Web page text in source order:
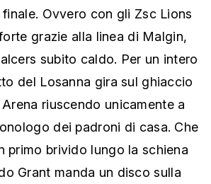
Ovvero con gli Zsc Lions
grazie alla linea di Malgin,
subito caldo. Per un intero
del Losanna gira sul ghiaccio
riuscendo unicamente a
dei padroni di casa. Che
primo brivido lungo la schiena
Grant manda un disco sulla